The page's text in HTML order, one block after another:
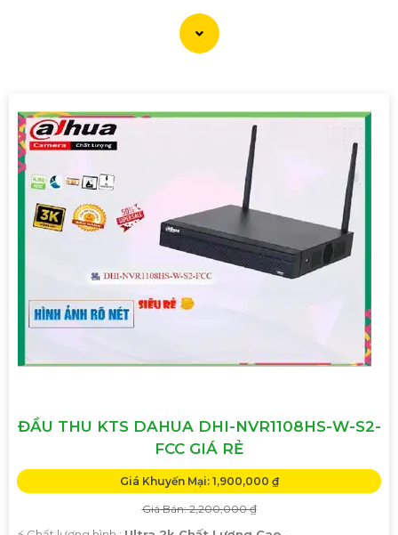
Tên sản phẩm: Camera Dahua chính hãng Mã sản phẩm:
lượng hình ảnh và độ tin cậy. Với độ phân giải sắc nét, hỗ trợ
nhiều chức năng thông minh, đây là lựa chọn hoàn hảo
cho dự án của bạn.
Giá cả phải chăng: Dù là sản phẩm chất lượng chuyên
nghiệp nhưng Camera Dahua chính hãng vẫn có mức giá
vô cùng hấp dẫn, phù hợp với ngân sách của dự án.
Thiết kế hiện đại và đa dạng: Camera Dahua cung cấp
các mẫu thiết kế đa dạng, từ dạng bán cầu cho đến dạng
hồng ngoại, giúp bạn lựa chọn phù hợp với các phân khúc
#### Liên hệ để biết thêm thông tin chi tiết và đặt hàng:Để
liên hệ theo thông tin sau:- Địa chỉ: [Địa chỉ cửa hàng hoặc
website]- Số điện thoại: [Số điện thoại liên hệ]- Email: [Địa
Hy vọng mô tả trên sẽ giúp bạn có thêm thông tin về
ĐẦU THU KTS DAHUA DHI-NVR1108HS-W-S2-
FCC GIÁ RẺ
Giá Khuyến Mại: 1,900,000 ₫
Giá Bán: 2,200,000 ₫